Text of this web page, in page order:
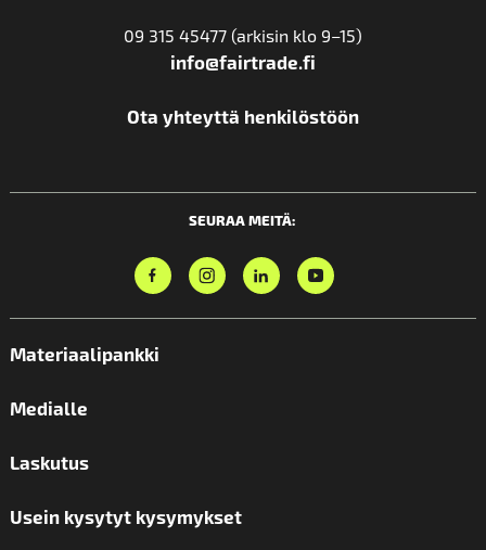
09 315 45477 (arkisin klo 9–15)
info@fairtrade.fi
Ota yhteyttä henkilöstöön
SEURAA MEITÄ:
Materiaalipankki
Medialle
Laskutus
Usein kysytyt kysymykset